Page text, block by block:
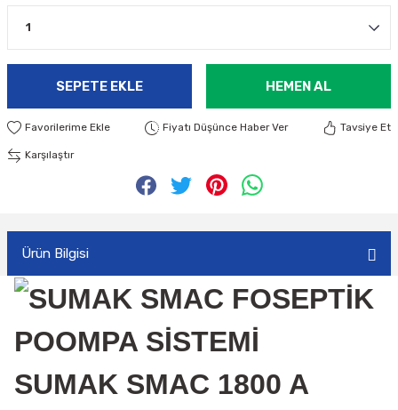
SEPETE EKLE HEMEN AL
Fiyatı Düşünce Haber Ver Tavsiye Et
Karşılaştır
Ürün Bilgisi
SUMAK SMAC 1800 A